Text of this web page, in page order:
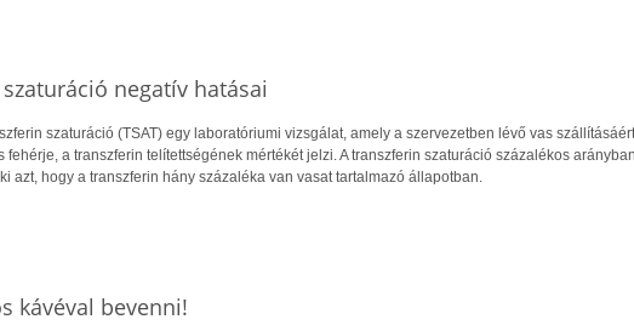
negatív hatásai
szaturáció (TSAT) egy laboratóriumi vizsgálat, amely a szervezetben lévő vas szállításáért
fehérje, a transzferin telítettségének mértékét jelzi. A transzferin szaturáció százalékos arányban
azt, hogy a transzferin hány százaléka van vasat tartalmazó állapotban.
kávéval bevenni!